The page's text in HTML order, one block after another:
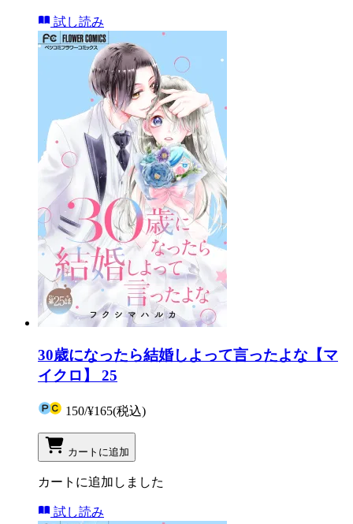
試し読み
30歳になったら結婚しよって言ったよな【マ
イクロ】 25
150/¥165(税込)
カートに追加
カートに追加しました
試し読み